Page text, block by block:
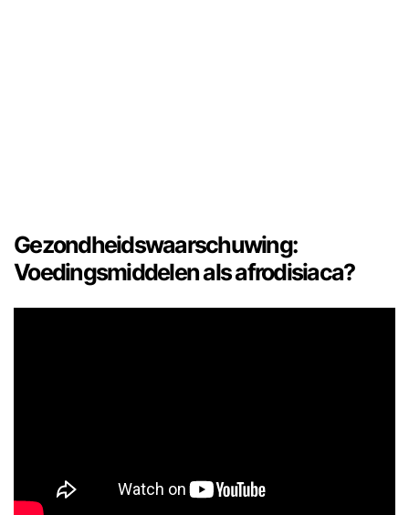
Gezondheidswaarschuwing:
Voedingsmiddelen als afrodisiaca?